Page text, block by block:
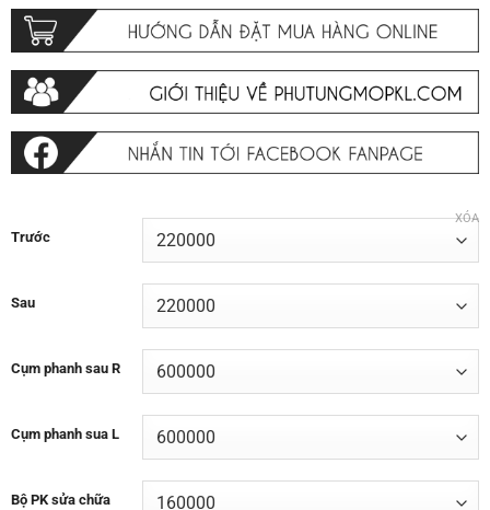
Trước
Sau
Cụm phanh sau R
Cụm phanh sua L
Bộ PK sửa chữa
XÓA